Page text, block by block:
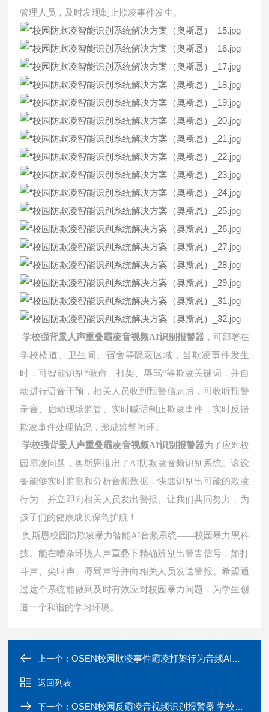
管理人员，及时发现制止欺凌事件发生。
学校强背景人声重叠霸凌音视频AI识别报警器，可部署在
学校楼道、卫生间、宿舍等隐蔽区域，当欺凌事件发生
时，可智能识别“救命、打架、辱骂“等欺凌关键词，并自
动进行语音干预，相关人员收到预警信息后，可收听预警
录音、启动现场监管、实时喊话制止欺凌事件，实时反馈
欺凌事件处理情况，形成监督闭环。
学校强背景人声重叠霸凌音视频AI识别报警器为了应对校
园霸凌问题，奥斯恩推出了AI防欺凌音频识别系统。该设
备能够实时监测和分析音频数据，快速识别出可能的欺凌
行为，并立即向相关人员发出警报。让我们共同努力，为
孩子们的健康成长保驾护航！
奥斯恩校园防欺凌暴力智能AI音频系统——校园暴力黑科
技。能在嘈杂环境人声重叠下精确辨别出警告信号，如打
斗声、尖叫声、辱骂声等并向相关人员发送警报。希望通
过这个系统能做到及时有效应对校园暴力问题，为学生创
造一个和谐的学习环境。
上一个：OSEN校园欺凌事件霸凌打架行为音频AI分析系统
返回列表
下一个：OSEN校园反霸凌音视频识别报警器 学校安防卫士